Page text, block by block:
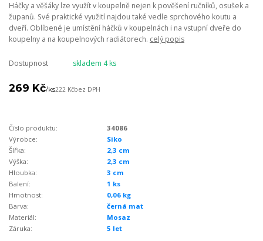
Háčky a věšáky lze využít v koupelně nejen k pověšení ručníků, osušek a
županů. Své praktické využití najdou také vedle sprchového koutu a
dveří. Oblíbené je umístění háčků v koupelnách i na vstupní dveře do
koupelny a na koupelnových radiátorech. celý popis
Dostupnost skladem 4 ks
269 Kč/ks222 Kčbez DPH
Číslo produktu:
34086
Výrobce:
Siko
Šířka:
2,3 cm
Výška:
2,3 cm
Hloubka:
3 cm
Balení:
1 ks
Hmotnost:
0,06 kg
Barva:
černá mat
Materiál:
Mosaz
Záruka:
5 let